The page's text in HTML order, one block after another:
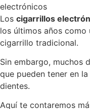
Los cigarrillos
los últimos años como
cigarrillo tradicional.
Sin embargo, muchos
que pueden tener en
dientes.
Aquí te contaremos